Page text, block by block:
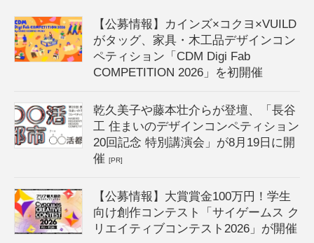
【公募情報】カインズ×コクヨ×VUILD
がタッグ、家具・木工品デザインコン
ペティション「CDM Digi Fab
COMPETITION 2026」を初開催
乾久美子や藤本壮介らが登壇、「長谷
工 住まいのデザインコンペティション
20回記念 特別講演会」が8月19日に開
催[PR]
【公募情報】大賞賞金100万円！学生
向け創作コンテスト「サイゲームス ク
リエイティブコンテスト2026」が開催